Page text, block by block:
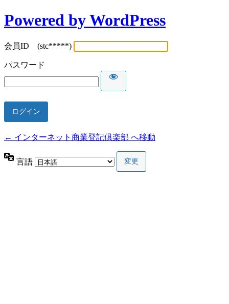
Powered by WordPress
会員ID (stc*****)
パスワード
← インターネット商業登記倶楽部 へ移動
言語